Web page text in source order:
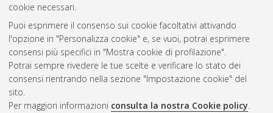
cookie necessari.
Puoi esprimere il consenso sui cookie facoltativi attivando
l'opzione in "Personalizza cookie" e, se vuoi, potrai esprimere
consensi più specifici in "Mostra cookie di profilazione".
Potrai sempre rivedere le tue scelte e verificare lo stato dei
consensi rientrando nella sezione "Impostazione cookie" del
sito.
Per maggiori informazioni consulta la nostra Cookie policy.
Atom
Rss 1.0
Rss 2.0
AMS Laurea